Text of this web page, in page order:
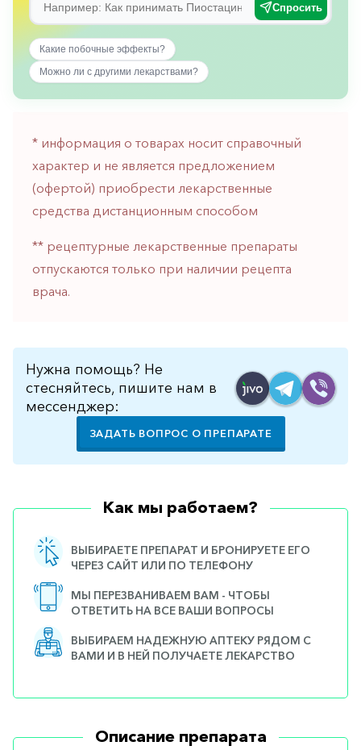
Ухо-
горло-
нос
Хирургия
Щитовидная
Спросить
Какие побочные эффекты?
Можно ли с другими лекарствами?
* информация о товарах носит справочный
характер и не является предложением
(офертой) приобрести лекарственные
средства дистанционным способом
** рецептурные лекарственные препараты
отпускаются только при наличии рецепта
врача.
Нужна помощь? Не
стесняйтесь, пишите нам в
мессенджер:
ЗАДАТЬ ВОПРОС О ПРЕПАРАТЕ
Как мы работаем?
ВЫБИРАЕТЕ ПРЕПАРАТ И БРОНИРУЕТЕ ЕГО
ЧЕРЕЗ САЙТ ИЛИ ПО ТЕЛЕФОНУ
МЫ ПЕРЕЗВАНИВАЕМ ВАМ - ЧТОБЫ
ОТВЕТИТЬ НА ВСЕ ВАШИ ВОПРОСЫ
ВЫБИРАЕМ НАДЕЖНУЮ АПТЕКУ РЯДОМ С
ВАМИ И В НЕЙ ПОЛУЧАЕТЕ ЛЕКАРСТВО
Описание препарата